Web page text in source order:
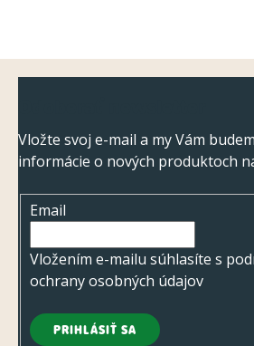
Vložte svoj e-mail a my Vám
informácie o nových produktoch
Email
Vložením e-mailu súhlasíte s
ochrany osobných údajov
PRIHLÁSIŤ SA